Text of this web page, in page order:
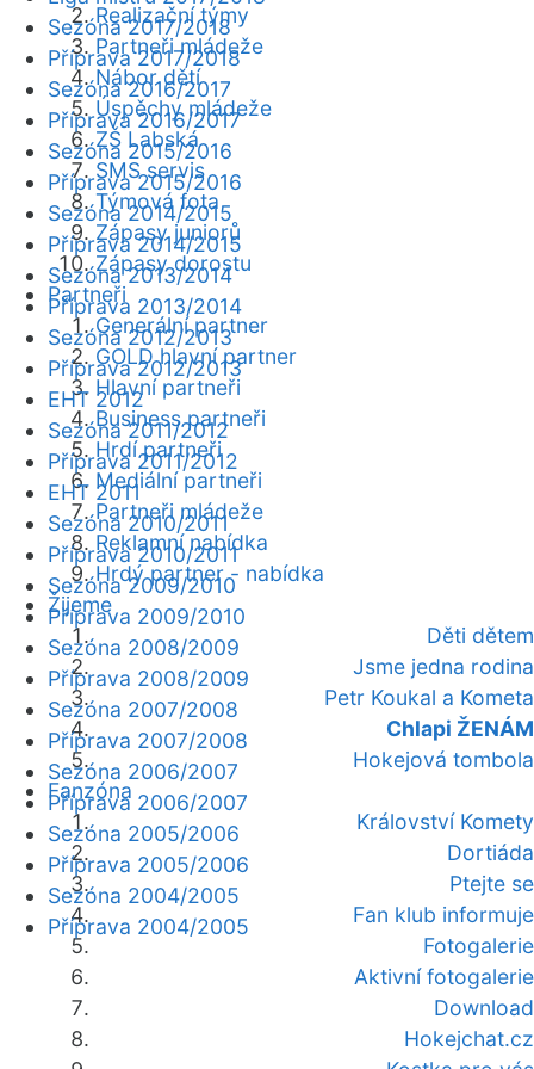
Realizační týmy
Partneři mládeže
Nábor dětí
Úspěchy mládeže
ZŠ Labská
SMS servis
Týmová fota
Zápasy juniorů
Zápasy dorostu
Partneři
Generální partner
GOLD hlavní partner
Hlavní partneři
Business partneři
Hrdí partneři
Mediální partneři
Partneři mládeže
Reklamní nabídka
Hrdý partner - nabídka
Žijeme
Děti dětem
Jsme jedna rodina
Petr Koukal a Kometa
Chlapi ŽENÁM
Hokejová tombola
Fanzóna
Království Komety
Dortiáda
Ptejte se
Fan klub informuje
Fotogalerie
Aktivní fotogalerie
Download
Hokejchat.cz
Sezóna 2017/2018
Příprava 2017/2018
Sezóna 2016/2017
Příprava 2016/2017
Sezóna 2015/2016
Příprava 2015/2016
Sezóna 2014/2015
Příprava 2014/2015
Sezóna 2013/2014
Příprava 2013/2014
Sezóna 2012/2013
Příprava 2012/2013
EHT 2012
Sezóna 2011/2012
Příprava 2011/2012
EHT 2011
Sezóna 2010/2011
Příprava 2010/2011
Sezóna 2009/2010
Příprava 2009/2010
Sezóna 2008/2009
Příprava 2008/2009
Sezóna 2007/2008
Příprava 2007/2008
Sezóna 2006/2007
Příprava 2006/2007
Sezóna 2005/2006
Příprava 2005/2006
Sezóna 2004/2005
Příprava 2004/2005